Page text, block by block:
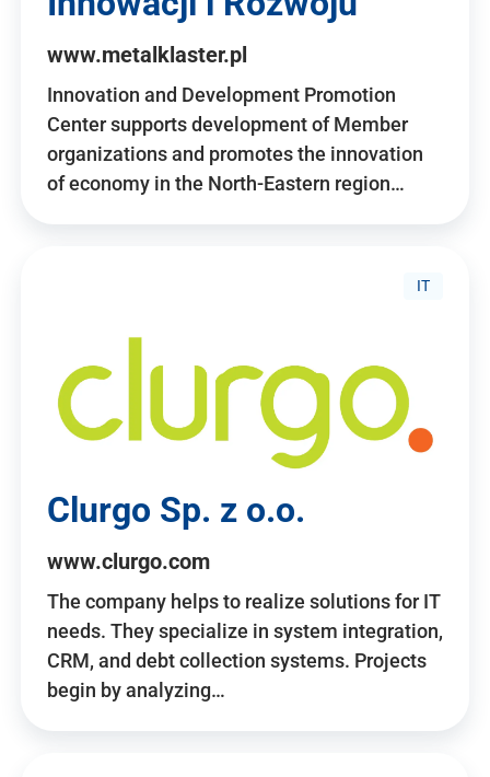
www.metalklaster.pl
Innovation and Development Promotion
Center supports development of Member
organizations and promotes the innovation
of economy in the North-Eastern region…
IT
Clurgo Sp. z o.o.
www.clurgo.com
The company helps to realize solutions for IT
needs. They specialize in system integration,
CRM, and debt collection systems. Projects
begin by analyzing…